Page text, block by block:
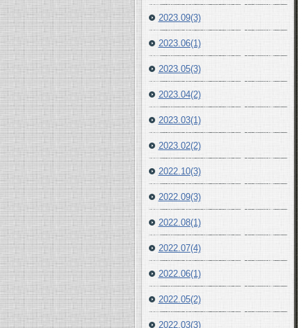
2023.09(3)
2023.06(1)
2023.05(3)
2023.04(2)
2023.03(1)
2023.02(2)
2022.10(3)
2022.09(3)
2022.08(1)
2022.07(4)
2022.06(1)
2022.05(2)
2022.03(3)